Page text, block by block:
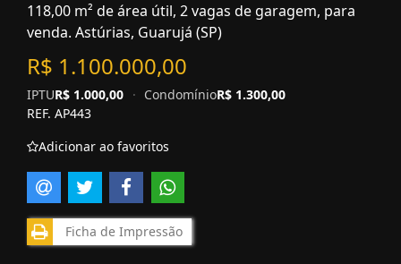
118,00 m² de área útil, 2 vagas de garagem, para
venda. Astúrias, Guarujá (SP)
R$ 1.100.000,00
IPTUR$ 1.000,00 · CondomínioR$ 1.300,00
REF. AP443
Adicionar ao favoritos
Ficha de Impressão